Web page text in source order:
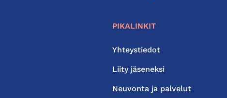
PIKALINKIT
Yhteystiedot
Liity jäseneksi
Neuvonta ja palvelut